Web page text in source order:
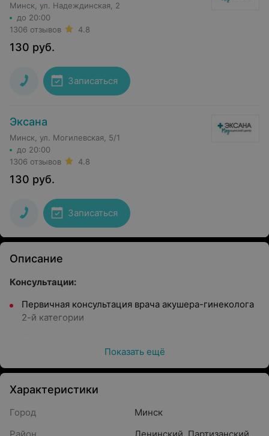
Минск, ул. Надеждинская, 2
до 20:00
1306 отзывов
4.8
130 руб.
Записаться
Эксана
Минск, ул. Могилевская, 5/1
до 20:00
1306 отзывов
4.8
130 руб.
Записаться
Описание
Консультации:
Первичная консультация врача акушера-гинеколога
2-й категории
Анализы:
Мазок на микрофлору
Цитологическое исследование мазка
Показать ещё
Характеристики
Город
Минск